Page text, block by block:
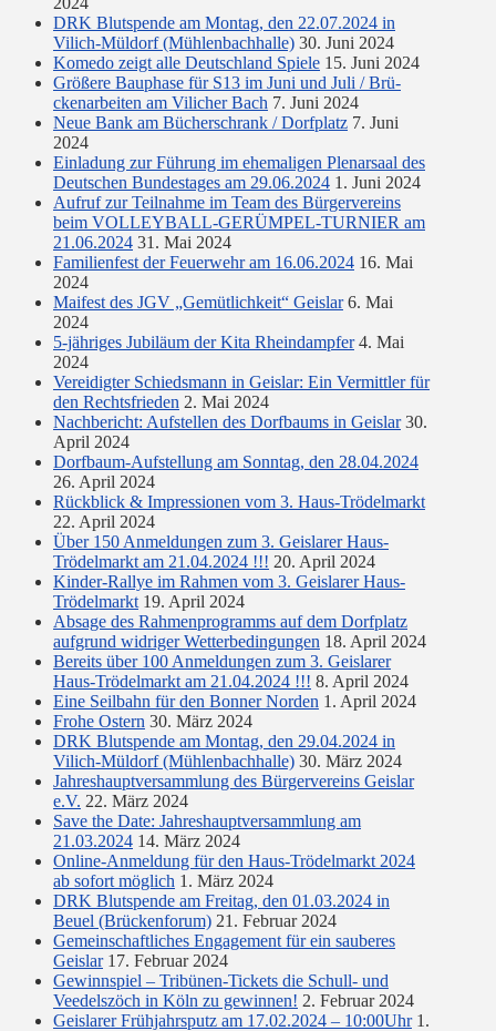
DRK Blutspende am Montag, den 22.07.2024 in
Vilich-Müldorf (Mühlenbachhalle) 30. Juni 2024
Komedo zeigt alle Deutschland Spiele 15. Juni 2024
Größere Bauphase für S13 im Juni und Juli / Brü­
cken­ar­bei­ten am Vi­li­cher Bach 7. Juni 2024
Neue Bank am Bücherschrank / Dorfplatz 7. Juni
2024
Einladung zur Führung im ehemaligen Plenarsaal des
Deutschen Bundestages am 29.06.2024 1. Juni 2024
Aufruf zur Teilnahme im Team des Bürgervereins
beim VOLLEYBALL-GERÜMPEL-TURNIER am
21.06.2024 31. Mai 2024
Familienfest der Feuerwehr am 16.06.2024 16. Mai
2024
Maifest des JGV „Gemütlichkeit“ Geislar 6. Mai
2024
5-jähriges Jubiläum der Kita Rheindampfer 4. Mai
2024
Vereidigter Schiedsmann in Geislar: Ein Vermittler für
den Rechtsfrieden 2. Mai 2024
Nachbericht: Aufstellen des Dorfbaums in Geislar 30.
April 2024
Dorfbaum-Aufstellung am Sonntag, den 28.04.2024
26. April 2024
Rückblick & Impressionen vom 3. Haus-Trödelmarkt
22. April 2024
Über 150 Anmeldungen zum 3. Geislarer Haus-
Trödelmarkt am 21.04.2024 !!! 20. April 2024
Kinder-Rallye im Rahmen vom 3. Geislarer Haus-
Trödelmarkt 19. April 2024
Absage des Rahmenprogramms auf dem Dorfplatz
aufgrund widriger Wetterbedingungen 18. April 2024
Bereits über 100 Anmeldungen zum 3. Geislarer
Haus-Trödelmarkt am 21.04.2024 !!! 8. April 2024
Eine Seilbahn für den Bonner Norden 1. April 2024
Frohe Ostern 30. März 2024
DRK Blutspende am Montag, den 29.04.2024 in
Vilich-Müldorf (Mühlenbachhalle) 30. März 2024
Jahreshauptversammlung des Bürgervereins Geislar
e.V. 22. März 2024
Save the Date: Jahreshauptversammlung am
21.03.2024 14. März 2024
Online-Anmeldung für den Haus-Trödelmarkt 2024
ab sofort möglich 1. März 2024
DRK Blutspende am Freitag, den 01.03.2024 in
Beuel (Brückenforum) 21. Februar 2024
Gemeinschaftliches Engagement für ein sauberes
Geislar 17. Februar 2024
Gewinnspiel – Tribünen-Tickets die Schull- und
Veedelszöch in Köln zu gewinnen! 2. Februar 2024
Geislarer Frühjahrsputz am 17.02.2024 – 10:00Uhr 1.